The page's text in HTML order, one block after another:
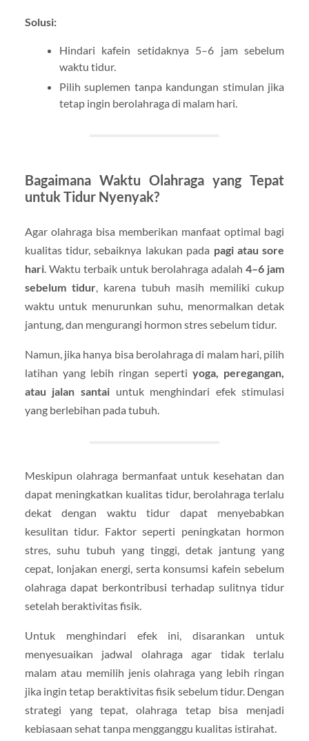
Solusi:
Hindari kafein setidaknya 5–6 jam sebelum
waktu tidur.
Pilih suplemen tanpa kandungan stimulan jika
tetap ingin berolahraga di malam hari.
Bagaimana Waktu Olahraga yang Tepat
untuk Tidur Nyenyak?
Agar olahraga bisa memberikan manfaat optimal bagi
kualitas tidur, sebaiknya lakukan pada pagi atau sore
hari. Waktu terbaik untuk berolahraga adalah4–6 jam
sebelum tidur, karena tubuh masih memiliki cukup
waktu untuk menurunkan suhu, menormalkan detak
jantung, dan mengurangi hormon stres sebelum tidur.
Namun, jika hanya bisa berolahraga di malam hari, pilih
latihan yang lebih ringan seperti yoga, peregangan,
atau jalan santaiuntuk menghindari efek stimulasi
yang berlebihan pada tubuh.
Meskipun olahraga bermanfaat untuk kesehatan dan
dapat meningkatkan kualitas tidur, berolahraga terlalu
dekat dengan waktu tidur dapat menyebabkan
kesulitan tidur. Faktor seperti peningkatan hormon
stres, suhu tubuh yang tinggi, detak jantung yang
cepat, lonjakan energi, serta konsumsi kafein sebelum
olahraga dapat berkontribusi terhadap sulitnya tidur
setelah beraktivitas fisik.
Untuk menghindari efek ini, disarankan untuk
menyesuaikan jadwal olahraga agar tidak terlalu
malam atau memilih jenis olahraga yang lebih ringan
jika ingin tetap beraktivitas fisik sebelum tidur. Dengan
strategi yang tepat, olahraga tetap bisa menjadi
kebiasaan sehat tanpa mengganggu kualitas istirahat.